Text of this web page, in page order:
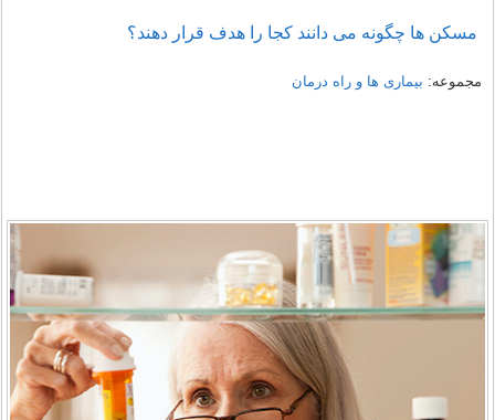
مسکن ها چگونه می دانند کجا را هدف قرار دهند؟
مجموعه: بیماری ها و راه درمان